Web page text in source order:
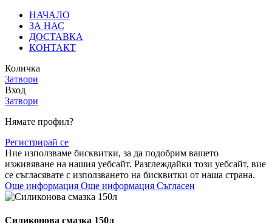
НАЧАЛО
ЗА НАС
ДОСТАВКА
КОНТАКТ
Количка
Затвори
Вход
Затвори
Нямате профил?
Регистрирай се
Ние използваме бисквитки, за да подобрим вашето
изживяване на нашия уебсайт. Разглеждайки този уебсайт, вие
се съгласявате с използването на бисквитки от наша страна.
Още информация Още информация Съгласен
Силиконова смазка 150л